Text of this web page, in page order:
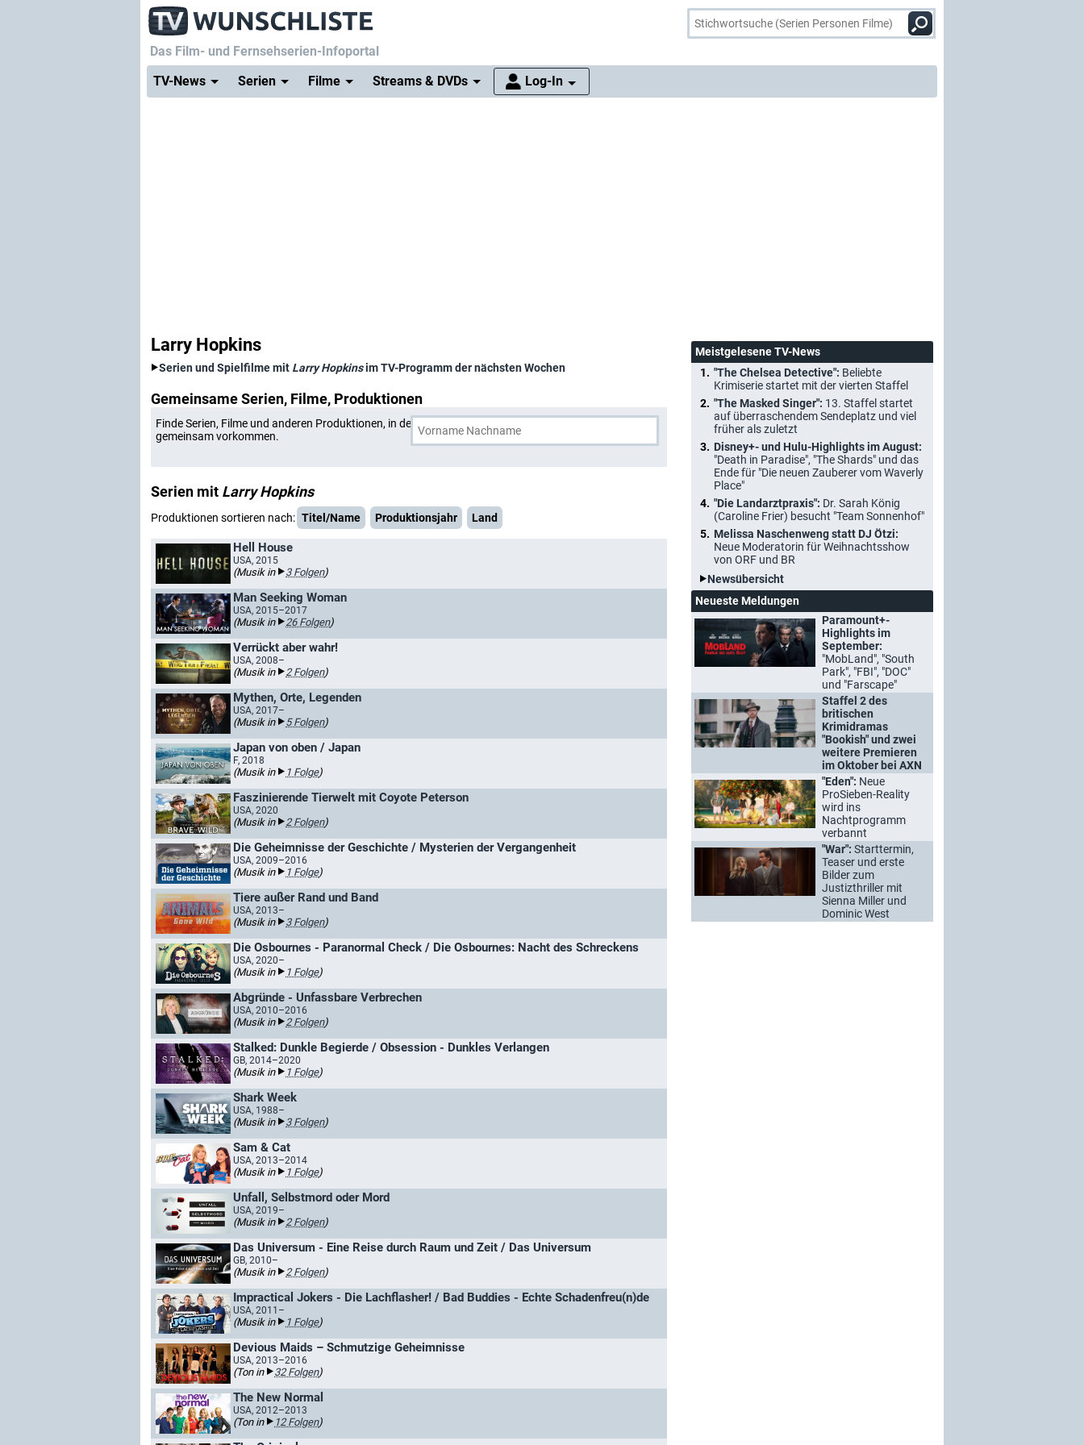
Das Film- und Fernsehserien-Infoportal
TV-News
Serien Filme Streams & DVDs Log-In
Larry Hopkins
Serien und Spielfilme mit Larry Hopkinsim TV-Programm der nächsten Wochen
Gemeinsame Serien, Filme, Produktionen
Finde Serien, Filme und anderen Produktionen, in denen Larry Hopkins
gemeinsam vorkommen.
Serien mit Larry Hopkins
Produktionen sortieren nach: Titel/Name Produktionsjahr Land
Hell House
USA, 2015
(Musik in 3 Folgen)
Man Seeking Woman
USA, 2015–2017
(Musik in 26 Folgen)
Verrückt aber wahr!
USA, 2008–
(Musik in 2 Folgen)
Mythen, Orte, Legenden
USA, 2017–
(Musik in 5 Folgen)
Japan von oben / Japan
F, 2018
(Musik in 1 Folge)
Faszinierende Tierwelt mit Coyote Peterson
USA, 2020
(Musik in 2 Folgen)
Die Geheimnisse der Geschichte / Mysterien der Vergangenheit
USA, 2009–2016
(Musik in 1 Folge)
Tiere außer Rand und Band
USA, 2013–
(Musik in 3 Folgen)
Die Osbournes - Paranormal Check / Die Osbournes: Nacht des Schreckens
USA, 2020–
(Musik in 1 Folge)
Abgründe - Unfassbare Verbrechen
USA, 2010–2016
(Musik in 2 Folgen)
Stalked: Dunkle Begierde / Obsession - Dunkles Verlangen
GB, 2014–2020
(Musik in 1 Folge)
Shark Week
USA, 1988–
(Musik in 3 Folgen)
Sam & Cat
USA, 2013–2014
(Musik in 1 Folge)
Unfall, Selbstmord oder Mord
USA, 2019–
(Musik in 2 Folgen)
Das Universum - Eine Reise durch Raum und Zeit / Das Universum
GB, 2010–
(Musik in 2 Folgen)
Impractical Jokers - Die Lachflasher! / Bad Buddies - Echte Schadenfreu(n)de
USA, 2011–
(Musik in 1 Folge)
Devious Maids – Schmutzige Geheimnisse
USA, 2013–2016
(Ton in 32 Folgen)
The New Normal
USA, 2012–2013
(Ton in 12 Folgen)
Meistgelesene TV-News
"The Chelsea Detective": Beliebte
Krimiserie startet mit der vierten Staffel
"The Masked Singer": 13. Staffel startet
auf überraschendem Sendeplatz und viel
früher als zuletzt
Disney+- und Hulu-Highlights im August:
"Death in Paradise", "The Shards" und das
Ende für "Die neuen Zauberer vom Waverly
Place"
"Die Landarztpraxis": Dr. Sarah König
(Caroline Frier) besucht "Team Sonnenhof"
Melissa Naschenweng statt DJ Ötzi:
Neue Moderatorin für Weihnachtsshow
von ORF und BR
Newsübersicht
Neueste Meldungen
Paramount+-
Highlights im
September:
"MobLand", "South
Park", "FBI", "DOC"
und "Farscape"
Staffel 2 des
britischen
Krimidramas
"Bookish" und zwei
weitere Premieren
im Oktober bei AXN
"Eden": Neue
ProSieben-Reality
wird ins
Nachtprogramm
verbannt
"War": Starttermin,
Teaser und erste
Bilder zum
Justizthriller mit
Sienna Miller und
Dominic West